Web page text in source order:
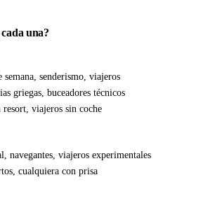
una?
semana, senderismo, viajeros
griegas, buceadores técnicos
viajeros sin coche
navegantes, viajeros experimentales
cualquiera con prisa